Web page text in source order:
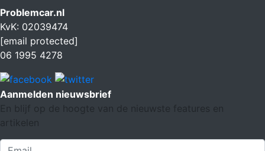
Problemcar.nl
KvK: 02039474
[email protected]
06 1995 4278
Aanmelden nieuwsbrief
En blijf op de hoogte van de nieuwste features en
artikelen